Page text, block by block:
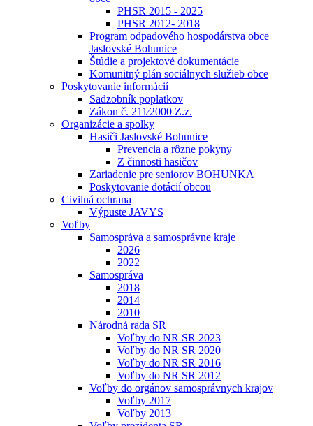
PHSR 2015 - 2025
PHSR 2012- 2018
Program odpadového hospodárstva obce
Jaslovské Bohunice
Štúdie a projektové dokumentácie
Komunitný plán sociálnych služieb obce
Poskytovanie informácií
Sadzobník poplatkov
Zákon č. 211⁄2000 Z.z.
Organizácie a spolky
Hasiči Jaslovské Bohunice
Prevencia a rôzne pokyny
Z činnosti hasičov
Zariadenie pre seniorov BOHUNKA
Poskytovanie dotácií obcou
Civilná ochrana
Výpuste JAVYS
Voľby
Samospráva a samosprávne kraje
2026
2022
Samospráva
2018
2014
2010
Národná rada SR
Voľby do NR SR 2023
Voľby do NR SR 2020
Voľby do NR SR 2016
Voľby do NR SR 2012
Voľby do orgánov samosprávnych krajov
Voľby 2017
Voľby 2013